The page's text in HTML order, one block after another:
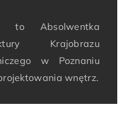
to Absolwentka
Krajobrazu
w Poznaniu
wnętrz.